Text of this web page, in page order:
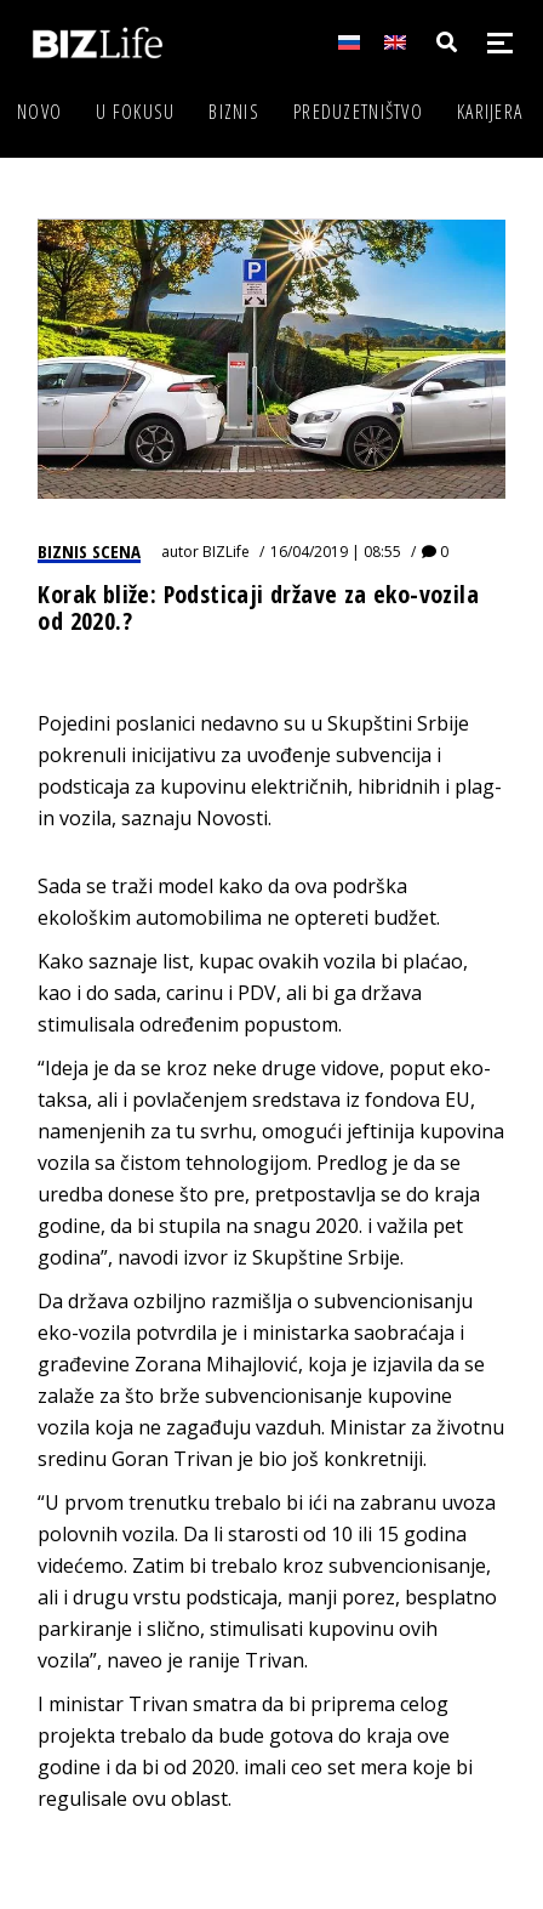
NOVO U FOKUSU BIZNIS PREDUZETNIŠTVO KARIJERA
BIZNIS SCENA autorBIZLife 16/04/2019 | 08:55 0
Korak bliže: Podsticaji države za eko-vozila
od 2020.?
Pojedini poslanici nedavno su u Skupštini Srbije
pokrenuli inicijativu za uvođenje subvencija i
podsticaja za kupovinu električnih, hibridnih i plag-
in vozila, saznaju Novosti.
Sada se traži model kako da ova podrška
ekološkim automobilima ne optereti budžet.
Kako saznaje list, kupac ovakih vozila bi plaćao,
kao i do sada, carinu i PDV, ali bi ga država
stimulisala određenim popustom.
“Ideja je da se kroz neke druge vidove, poput eko-
taksa, ali i povlačenjem sredstava iz fondova EU,
namenjenih za tu svrhu, omogući jeftinija kupovina
vozila sa čistom tehnologijom. Predlog je da se
uredba donese što pre, pretpostavlja se do kraja
godine, da bi stupila na snagu 2020. i važila pet
godina”, navodi izvor iz Skupštine Srbije.
Da država ozbiljno razmišlja o subvencionisanju
eko-vozila potvrdila je i ministarka saobraćaja i
građevine Zorana Mihajlović, koja je izjavila da se
zalaže za što brže subvencionisanje kupovine
vozila koja ne zagađuju vazduh. Ministar za životnu
sredinu Goran Trivan je bio još konkretniji.
“U prvom trenutku trebalo bi ići na zabranu uvoza
polovnih vozila. Da li starosti od 10 ili 15 godina
videćemo. Zatim bi trebalo kroz subvencionisanje,
ali i drugu vrstu podsticaja, manji porez, besplatno
parkiranje i slično, stimulisati kupovinu ovih
vozila”, naveo je ranije Trivan.
I ministar Trivan smatra da bi priprema celog
projekta trebalo da bude gotova do kraja ove
godine i da bi od 2020. imali ceo set mera koje bi
regulisale ovu oblast.